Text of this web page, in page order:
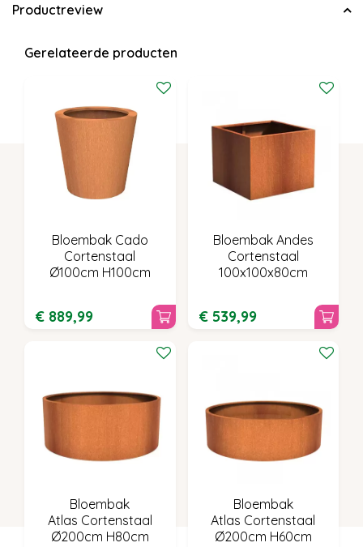
Productreview
Gerelateerde producten
Bloembak Cado
Cortenstaal
Ø100cm H100cm
€ 889,99
Bloembak Andes
Cortenstaal
100x100x80cm
€ 539,99
Bloembak
Atlas Cortenstaal
Ø200cm H80cm
Bloembak
Atlas Cortenstaal
Ø200cm H60cm